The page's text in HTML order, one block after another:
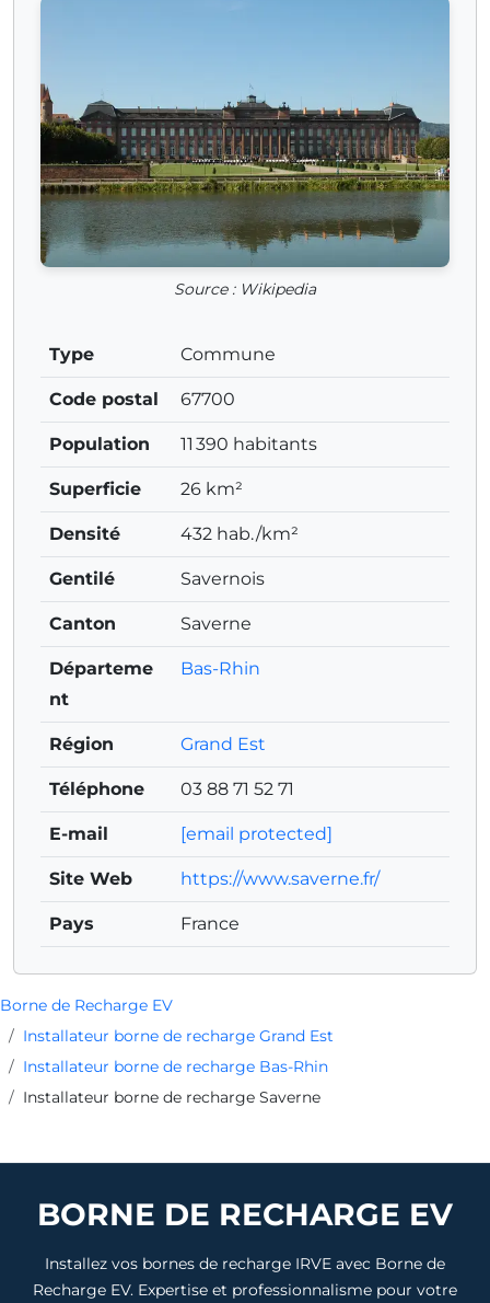
Borne de Recharge EV
Installateur borne de recharge Grand Est
Installateur borne de recharge Bas-Rhin
Installateur borne de recharge Saverne
Source : Wikipedia
Type Commune
Code postal 67700
Population 11 390 habitants
Superficie 26 km²
Densité 432 hab./km²
Gentilé Savernois
Canton Saverne
Départeme
nt
Bas-Rhin
Région Grand Est
Téléphone 03 88 71 52 71
E-mail [email protected]
Site Web https://www.saverne.fr/
Pays France
BORNE DE RECHARGE EV
Installez vos bornes de recharge IRVE avec Borne de
Recharge EV. Expertise et professionnalisme pour votre